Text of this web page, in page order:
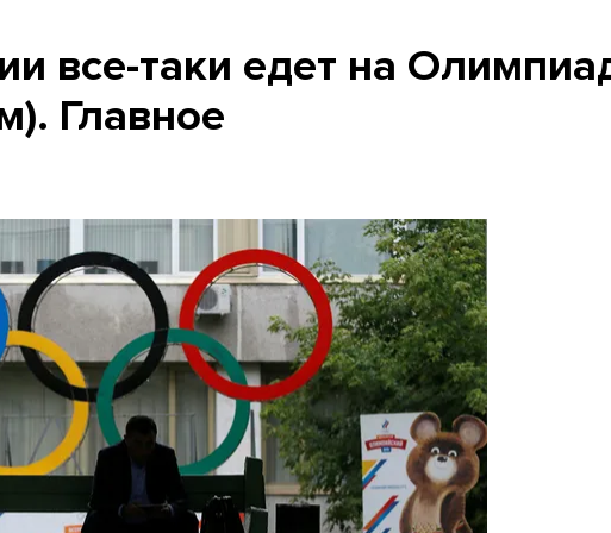
все-таки едет на
Главное